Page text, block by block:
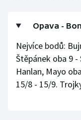
Ragby
Rychlobruslení
Opava -
Nejvíce bodů:
Štěpánek oba 9 -
Hanlan, Mayo
15/8 - 15/9.